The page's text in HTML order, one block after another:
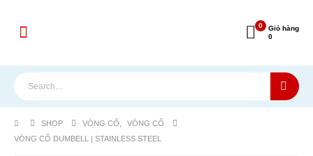
0
Giỏ hàng
0
SHOP VÒNG CỔ
VÒNG CỔ
VÒNG CỔ DUMBELL | STAINLESS STEEL